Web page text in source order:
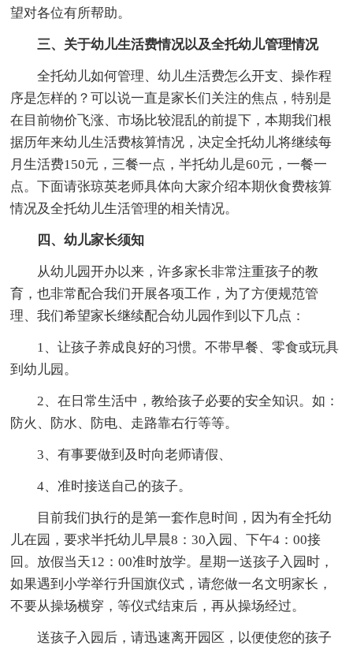
望对各位有所帮助。
三、关于幼儿生活费情况以及全托幼儿管理情况
全托幼儿如何管理、幼儿生活费怎么开支、操作程
序是怎样的？可以说一直是家长们关注的焦点，特别是
在目前物价飞涨、市场比较混乱的前提下，本期我们根
据历年来幼儿生活费核算情况，决定全托幼儿将继续每
月生活费150元，三餐一点，半托幼儿是60元，一餐一
点。下面请张琼英老师具体向大家介绍本期伙食费核算
情况及全托幼儿生活管理的相关情况。
四、幼儿家长须知
从幼儿园开办以来，许多家长非常注重孩子的教
育，也非常配合我们开展各项工作，为了方便规范管
理、我们希望家长继续配合幼儿园作到以下几点：
1、让孩子养成良好的习惯。不带早餐、零食或玩具
到幼儿园。
2、在日常生活中，教给孩子必要的安全知识。如：
防火、防水、防电、走路靠右行等等。
3、有事要做到及时向老师请假、
4、准时接送自己的孩子。
目前我们执行的是第一套作息时间，因为有全托幼
儿在园，要求半托幼儿早晨8：30入园、下午4：00接
回。放假当天12：00准时放学。星期一送孩子入园时，
如果遇到小学举行升国旗仪式，请您做一名文明家长，
不要从操场横穿，等仪式结束后，再从操场经过。
送孩子入园后，请迅速离开园区，以便使您的孩子